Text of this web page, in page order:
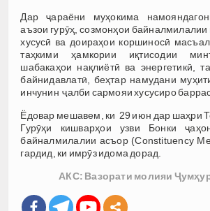
Дар ҷараёни муҳокима
аъзои гурӯҳ, созмонҳои
хусусӣ ва доираҳои коршиносӣ
таҳкими ҳамкории иқтисодии
шабакаҳои нақлиётӣ ва энергетикӣ,
байнидавлатӣ, беҳтар намудани
инчунин ҷалби сармояи хусусиро
Ёдовар мешавем, ки 29 июн дар шаҳри
Гурӯҳи кишварҳои узви Бонки
байналмилалии асъор (Constituency
гардид, ки имрӯз идома дорад.
АКС: Вазорати молияи